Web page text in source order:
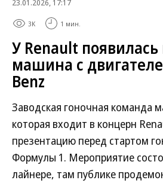
23.01.2026, 17:17
3K 1 мин.
У Renault появилась
машина с
Benz
Заводская гоночная команда
которая входит в концерн
презентацию перед стартом
Формулы 1. Мероприятие
лайнере, там публике